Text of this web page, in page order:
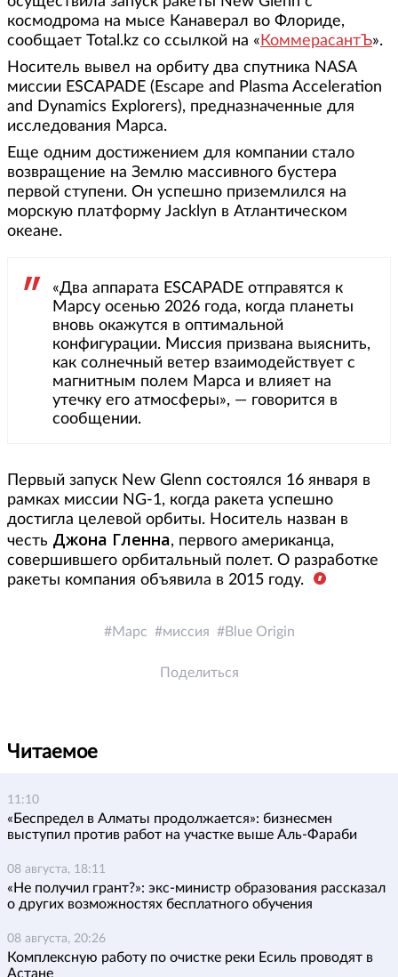
космодрома на мысе Канаверал во Флориде,
сообщает Total.kz со ссылкой на « КоммерасантЪ».
Носитель вывел на орбиту два спутника NASA
миссии ESCAPADE (Escape and Plasma Acceleration
and Dynamics Explorers), предназначенные для
исследования Марса.
Еще одним достижением для компании стало
возвращение на Землю массивного бустера
первой ступени. Он успешно приземлился на
морскую платформу Jacklyn в Атлантическом
океане.
«Два аппарата ESCAPADE отправятся к
Марсу осенью 2026 года, когда планеты
вновь окажутся в оптимальной
конфигурации. Миссия призвана выяснить,
как солнечный ветер взаимодействует с
магнитным полем Марса и влияет на
утечку его атмосферы», — говорится в
сообщении.
Первый запуск New Glenn состоялся 16 января в
рамках миссии NG-1, когда ракета успешно
достигла целевой орбиты. Носитель назван в
честь Джона Гленна, первого американца,
совершившего орбитальный полет. О разработке
ракеты компания объявила в 2015 году.
Марс миссия Blue Origin
Поделиться
Читаемое
11:10
«Беспредел в Алматы продолжается»: бизнесмен
выступил против работ на участке выше Аль-Фараби
08 августа, 18:11
«Не получил грант?»: экс-министр образования рассказал
о других возможностях бесплатного обучения
08 августа, 20:26
Комплексную работу по очистке реки Есиль проводят в
Астане